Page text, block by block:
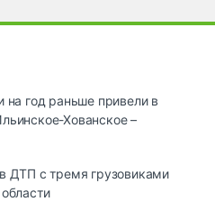
на год раньше привели в
Хованское –
ДТП с тремя грузовиками